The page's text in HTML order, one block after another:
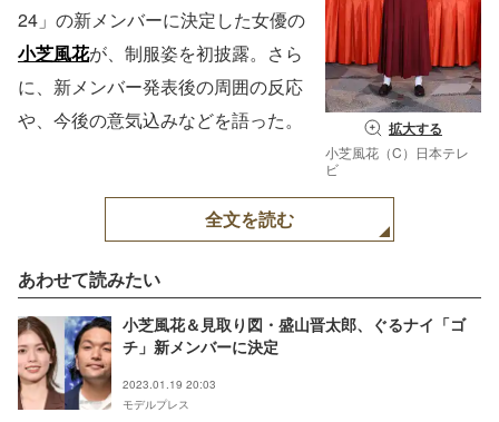
拡大する
小芝風花（C）日本テレ
ビ
24」の新メンバーに決定した女優の
小芝風花が、制服姿を初披露。さら
に、新メンバー発表後の周囲の反応
や、今後の意気込みなどを語った。
全文を読む
あわせて読みたい
小芝風花＆見取り図・盛山晋太郎、ぐるナイ「ゴ
チ」新メンバーに決定
2023.01.19 20:03
モデルプレス